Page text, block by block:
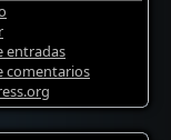
entradas
comentarios